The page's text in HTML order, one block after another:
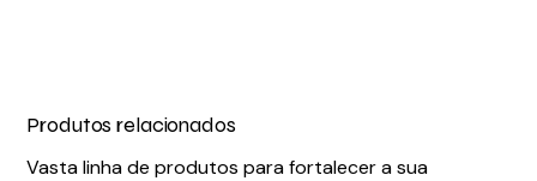
Produtos relacionados
Vasta linha de produtos para fortalecer a sua